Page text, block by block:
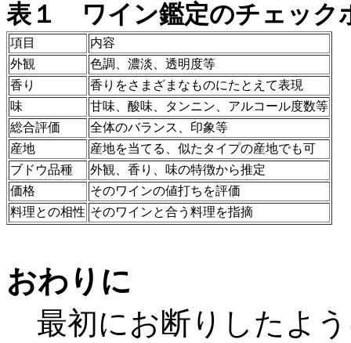
表１ ワイン鑑定のチェック
項目
内容
外観
色調、濃淡、透明度等
香り
香りをさまざまなものにたとえて表現
味
甘味、酸味、タンニン、アルコール度数等
総合評価
全体のバランス、印象等
産地
産地を当てる、似たタイプの産地でも可
ブドウ品種
外観、香り、味の特徴から推定
価格
そのワインの値打ちを評価
料理との相性 そのワインと合う料理を指摘
おわりに
最初にお断りしたよ